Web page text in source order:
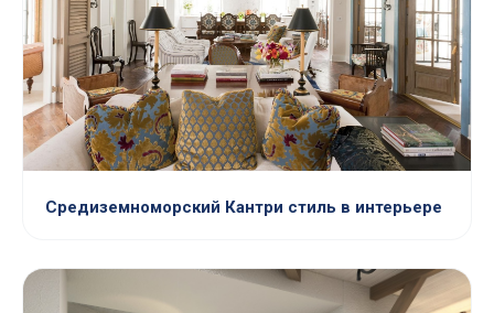
Средиземноморский Кантри стиль в интерьере